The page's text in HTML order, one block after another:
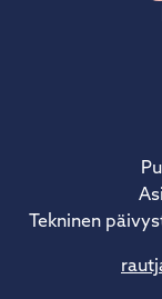
Tekninen